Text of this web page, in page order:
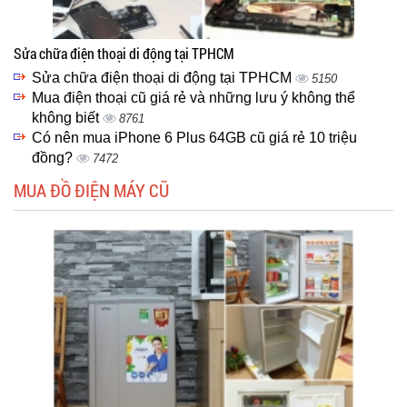
Sửa chữa điện thoại di động tại TPHCM
Sửa chữa điện thoại di động tại TPHCM 5150
Mua điện thoại cũ giá rẻ và những lưu ý không thể
không biết
8761
Có nên mua iPhone 6 Plus 64GB cũ giá rẻ 10 triệu
đồng?
7472
MUA ĐỒ ĐIỆN MÁY CŨ